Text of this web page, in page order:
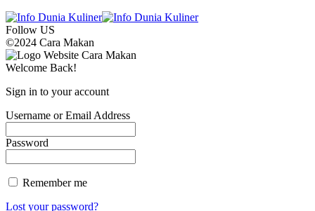
Follow US
©2024 Cara Makan
Welcome Back!
Sign in to your account
Username or Email Address
Password
Remember me
Lost your password?